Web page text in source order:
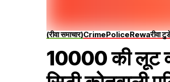
(रीवा समाचार)CrimePoliceRewaरीवा
10000 की लूट